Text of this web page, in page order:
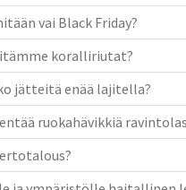
vai Black Friday?
koralliriutat?
jätteitä enää lajitella?
ruokahävikkiä